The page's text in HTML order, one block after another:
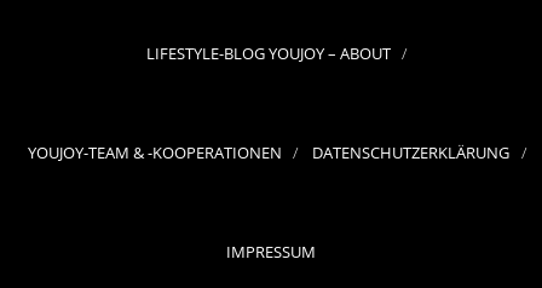
LIFESTYLE-BLOG YOUJOY – ABOUT
YOUJOY-TEAM & -KOOPERATIONEN DATENSCHUTZERKLÄRUNG
IMPRESSUM